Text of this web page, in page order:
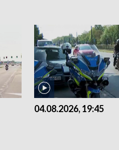
04.08.2026, 19:45